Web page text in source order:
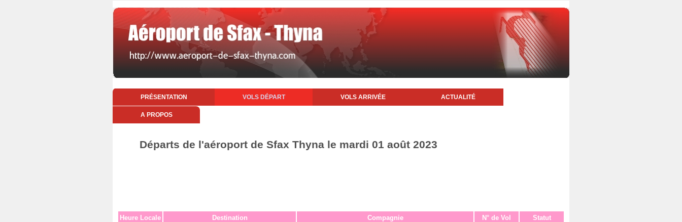
PRÉSENTATION VOLS DÉPART VOLS ARRIVÉE ACTUALITÉ
A PROPOS
Départs de l'aéroport de Sfax Thyna le mardi 01 août 2023
Heure Locale Destination Compagnie N° de Vol Statut